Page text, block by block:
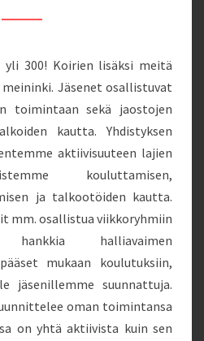
300! Koirien lisäksi meitä
Jäsenet osallistuvat
toimintaan sekä jaostojen
kautta. Yhdistyksen
aktiivisuuteen lajien
kouluttamisen,
ja talkootöiden kautta.
mm. osallistua viikkoryhmiin
halliavaimen
mukaan koulutuksiin,
jäsenillemme suunnattuja.
oman toimintansa
on yhtä aktiivista kuin sen